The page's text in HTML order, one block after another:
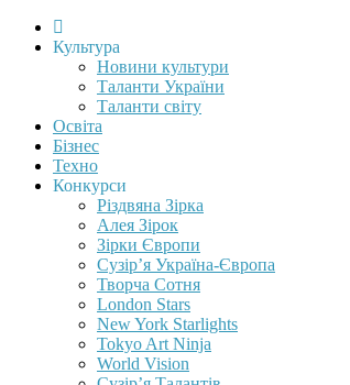
Культура
Новини культури
Таланти України
Таланти світу
Освіта
Бізнес
Техно
Конкурси
Різдвяна Зірка
Алея Зірок
Зірки Європи
Сузір’я Україна-Європа
Творча Сотня
London Stars
New York Starlights
Tokyo Art Ninja
World Vision